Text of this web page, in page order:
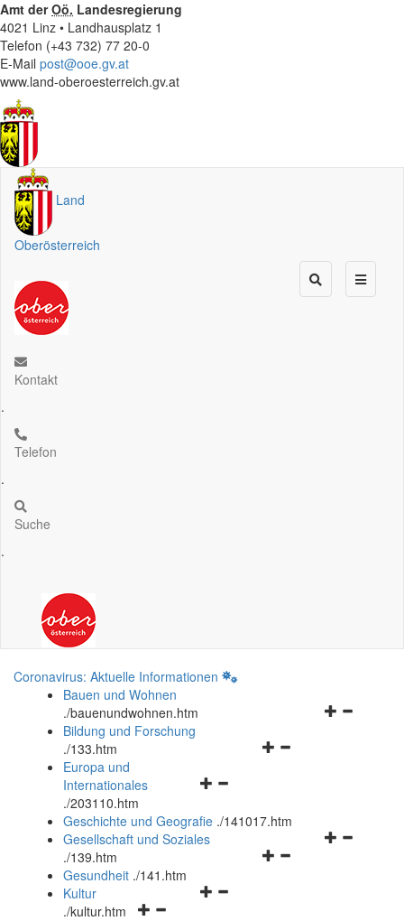
Amt derOö. Landesregierung
4021 Linz • Landhausplatz 1
Telefon (+43 732) 77 20-0
E-Mail post@ooe.gv.at
www.land-oberoesterreich.gv.at
Land
Oberösterreich
Kontakt
.
Telefon
.
Suche
.
Coronavirus: Aktuelle Informationen
Bauen und Wohnen
./bauenundwohnen.htm
Navigationsmenü
Bildung und Forschung
./133.htm
Navigationsmenü
und
schließen
Europa und
Internationales
./203110.htm
Geschichte und Geografie ./141017.htm
Navigationsmenü
Gesellschaft und Soziales
./139.htm
Navigationsmenü
Gesundheit ./141.htm
Navigationsmenü
Kultur
./kultur.htm